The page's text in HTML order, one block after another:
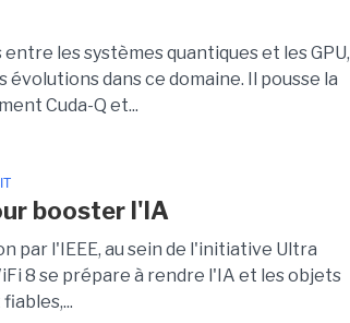
les systèmes quantiques et les GPU,
évolutions dans ce domaine. Il pousse la
Cuda-Q et...
booster l'IA
par l'IEEE, au sein de l'initiative Ultra
8 se prépare à rendre l'IA et les objets